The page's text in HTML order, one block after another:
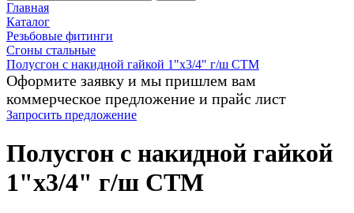
Главная
Каталог
Резьбовые фитинги
Сгоны стальные
Полусгон с накидной гайкой 1"х3/4" г/ш CTM
Оформите заявку и мы пришлем вам
коммерческое предложение и прайс лист
Запросить предложение
Полусгон с накидной гайкой
1"х3/4" г/ш CTM